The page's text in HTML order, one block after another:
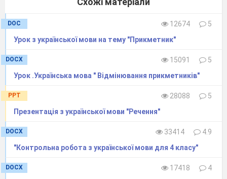
-Встановіть відповідність.
1) земля а)базікало
1
2)заморозки
3)мовчун
3
4)простір
г)старіння
Острів відпочинку(фізкультхвилинка)
DOC 12674
5
Урок з української мови на тему "Прикметник"
DOCX 15091
5
Урок .Українська мова " Відмінювання прикметників"
PPT 28088
5
Презентація з української мови "Речення"
DOCX 33414
4.9
"Контрольна робота з української мови для 4 класу"
DOCX 17418
4